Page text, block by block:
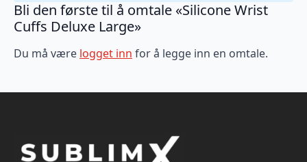
Bli den første til å omtale «Silicone Wrist
Cuffs Deluxe Large»
Du må være logget inn for å legge inn en omtale.